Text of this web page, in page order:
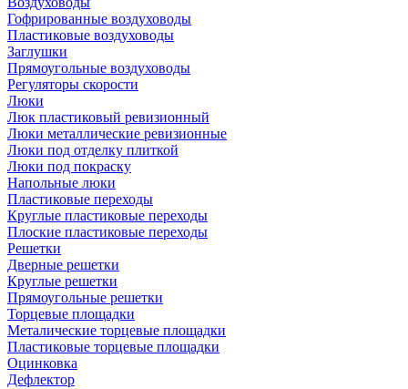
Гофрированные воздуховоды
Пластиковые воздуховоды
Заглушки
Прямоугольные воздуховоды
Регуляторы скорости
Люки
Люк пластиковый ревизионный
Люки металлические ревизионные
Люки под отделку плиткой
Люки под покраску
Напольные люки
Пластиковые переходы
Круглые пластиковые переходы
Плоские пластиковые переходы
Решетки
Дверные решетки
Круглые решетки
Прямоугольные решетки
Торцевые площадки
Металические торцевые площадки
Пластиковые торцевые площадки
Оцинковка
Дефлектор